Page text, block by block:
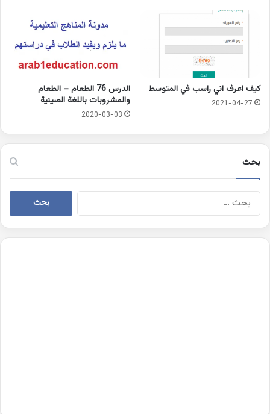
كيف اعرف اني راسب في المتوسط
2021-04-27
الدرس 76 الطعام – الطعام
والمشروبات باللغة الصينية
2020-03-03
بحث
البحث